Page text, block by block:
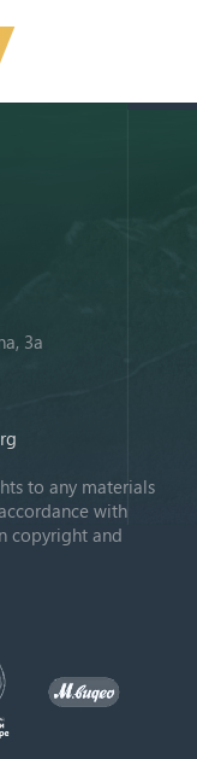
3a
to any materials
with
copyright and